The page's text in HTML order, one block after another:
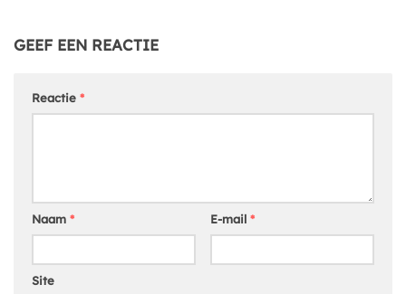
GEEF EEN REACTIE
Reactie *
Naam * E-mail *
Site